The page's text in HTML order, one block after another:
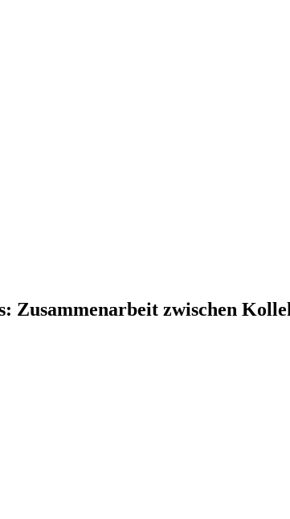
Zusammenarbeit zwischen